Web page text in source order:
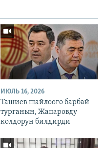
ИЮЛЬ 16, 2026
Ташиев шайлоого барбай
турганын, Жапаровду
колдорун билдирди